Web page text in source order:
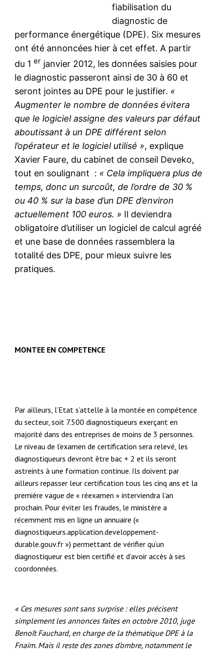
fiabilisation du
diagnostic de
performance énergétique (DPE). Six mesures
ont été annoncées hier à cet effet. A partir
du 1er janvier 2012, les données saisies pour
le diagnostic passeront ainsi de 30 à 60 et
seront jointes au DPE pour le justifier. «
Augmenter le nombre de données évitera
que le logiciel assigne des valeurs par défaut
aboutissant à un DPE différent selon
l’opérateur et le logiciel utilisé », explique
Xavier Faure, du cabinet de conseil Deveko,
tout en soulignant : « Cela impliquera plus de
temps, donc un surcoût, de l’ordre de 30 %
ou 40 % sur la base d’un DPE d’environ
actuellement 100 euros. » Il deviendra
obligatoire d’utiliser un logiciel de calcul agréé
et une base de données rassemblera la
totalité des DPE, pour mieux suivre les
pratiques.
MONTEE EN COMPETENCE
Par ailleurs, l’Etat s’attelle à la montée en compétence
du secteur, soit 7.500 diagnostiqueurs exerçant en
majorité dans des entreprises de moins de 3 personnes.
Le niveau de l’examen de certification sera relevé, les
diagnostiqueurs devront être bac + 2 et ils seront
astreints à une formation continue. Ils doivent par
ailleurs repasser leur certification tous les cinq ans et la
première vague de « réexamen » interviendra l’an
prochain. Pour éviter les fraudes, le ministère a
récemment mis en ligne un annuaire («
diagnostiqueurs.application.developpement-
durable.gouv.fr ») permettant de vérifier qu’un
diagnostiqueur est bien certifié et d’avoir accès à ses
coordonnées.
« Ces mesures sont sans surprise : elles précisent
simplement les annonces faites en octobre 2010, juge
Benoît Fauchard, en charge de la thématique DPE à la
Fnaim. Mais il reste des zones d’ombre, notamment le